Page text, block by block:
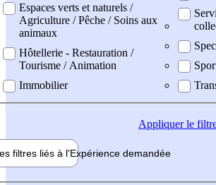
Espaces verts et naturels /
Agriculture / Pêche / Soins aux
animaux
Hôtellerie - Restauration /
Tourisme / Animation
Immobilier
Appliquerle
filtres liés à l'Expérience demandée